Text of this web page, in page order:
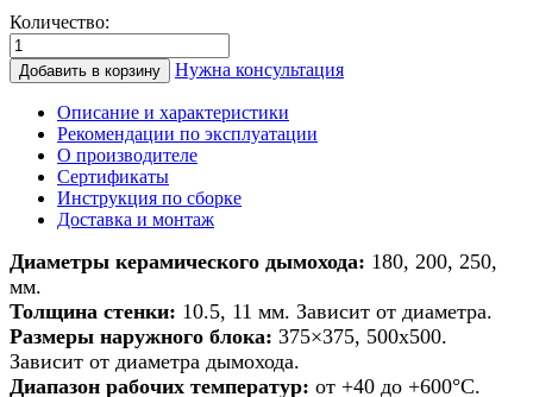
Количество:
Количество
товара
Дымоход
керамики
банной
печи/
печи/
камина/
котла
d
200мм
h
14м
Добавить в корзину Нужна консультация
Описание и характеристики
Рекомендации по эксплуатации
О производителе
Сертификаты
Инструкция по сборке
Доставка и монтаж
Диаметры керамического дымохода: 180, 200, 250,
мм.
Толщина стенки: 10.5, 11 мм. Зависит от диаметра.
Размеры наружного блока: 375×375, 500х500.
Зависит от диаметра дымохода.
Диапазон рабочих температур: от +40 до +600°С.